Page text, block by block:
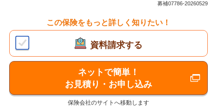
募補07786-20260529
この保険をもっと詳しく知りたい！
資料請求する
ネットで簡単！
お見積り・お申し込み
保険会社のサイトへ移動します